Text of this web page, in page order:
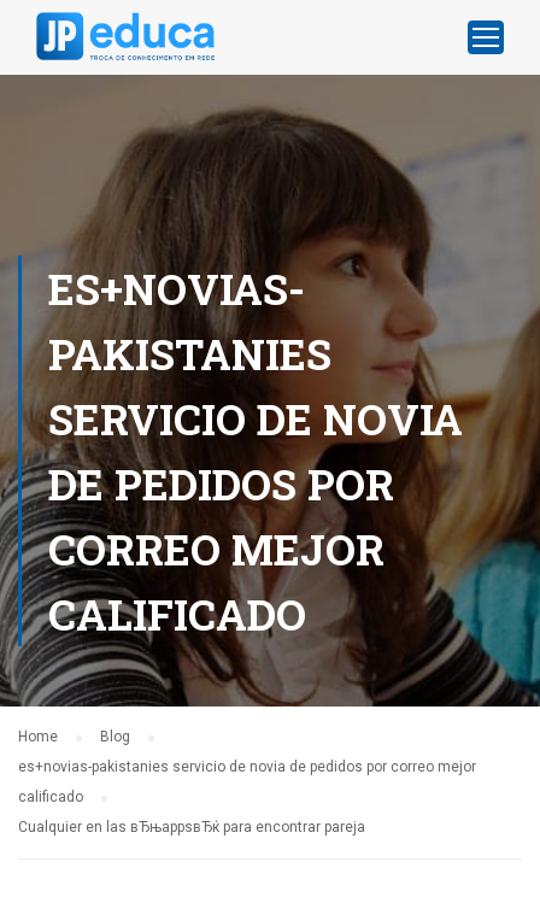
ES+NOVIAS-
PAKISTANIES
SERVICIO DE NOVIA
DE PEDIDOS POR
CORREO MEJOR
CALIFICADO
Home
Blog
es+novias-pakistanies servicio de novia de pedidos por correo mejor
calificado
Cualquier en las вЂњappsвЂќ para encontrar pareja